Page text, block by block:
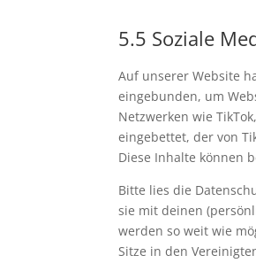
5.5 Soziale
Auf unserer Website
eingebunden, um
Netzwerken wie
eingebettet, der von
Diese Inhalte können
Bitte lies die
sie mit deinen
werden so weit wie
Sitze in den